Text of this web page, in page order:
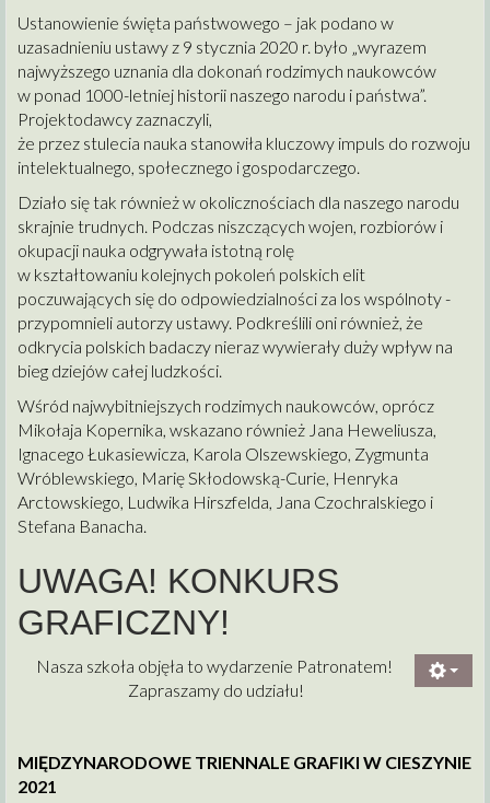
Ustanowienie święta państwowego – jak podano w
uzasadnieniu ustawy z 9 stycznia 2020 r. było „wyrazem
najwyższego uznania dla dokonań rodzimych naukowców
w ponad 1000-letniej historii naszego narodu i państwa”.
Projektodawcy zaznaczyli,
że przez stulecia nauka stanowiła kluczowy impuls do rozwoju
intelektualnego, społecznego i gospodarczego.
Działo się tak również w okolicznościach dla naszego narodu
skrajnie trudnych. Podczas niszczących wojen, rozbiorów i
okupacji nauka odgrywała istotną rolę
w kształtowaniu kolejnych pokoleń polskich elit
poczuwających się do odpowiedzialności za los wspólnoty -
przypomnieli autorzy ustawy. Podkreślili oni również, że
odkrycia polskich badaczy nieraz wywierały duży wpływ na
bieg dziejów całej ludzkości.
Wśród najwybitniejszych rodzimych naukowców, oprócz
Mikołaja Kopernika, wskazano również Jana Heweliusza,
Ignacego Łukasiewicza, Karola Olszewskiego, Zygmunta
Wróblewskiego, Marię Skłodowską-Curie, Henryka
Arctowskiego, Ludwika Hirszfelda, Jana Czochralskiego i
Stefana Banacha.
UWAGA! KONKURS
GRAFICZNY!
Nasza szkoła objęła to wydarzenie Patronatem!
Zapraszamy do udziału!
MIĘDZYNARODOWE TRIENNALE GRAFIKI W CIESZYNIE
2021